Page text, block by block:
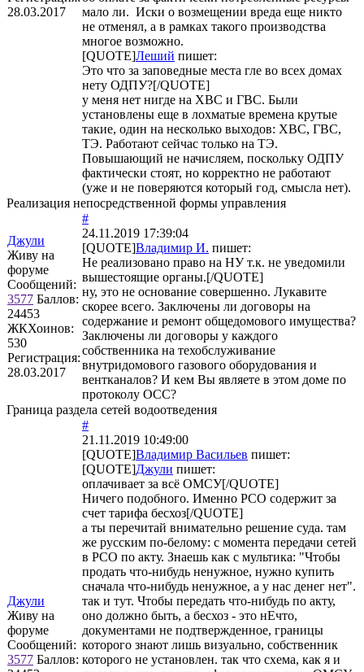
28.03.2017
мало ли. Иски о возмещении вреда еще никто
не отменял, а в рамках такого производства
многое возможно.
[QUOTE]Леший пишет:
Это что за заповедные места гле во всех домах
нету ОДПУ?[/QUOTE]
у меня нет нигде на ХВС и ГВС. Были
установлены еще в лохматые времена крутые
такие, один на несколько выходов: ХВС, ГВС,
ТЭ. Работают сейчас только на ТЭ.
Повышающий не начисляем, поскольку ОДПУ
фактически стоят, но корректно не работают
(уже и не поверяются который год, смысла нет).
Реализация непосредственной формы управления
Джули
Живу на
форуме
Сообщений:
3577 Баллов:
24453
ЖКХоинов:
530
Регистрация:
28.03.2017
#
24.11.2019 17:39:04
[QUOTE]Владимир И. пишет:
Не реализовано право на НУ т.к. не уведомили
вышестоящие органы.[/QUOTE]
ну, это не основание совершенно. Лукавите
скорее всего. Заключены ли договоры на
содержание и ремонт общедомового имущества?
Заключены ли договоры у каждого
собственника на техобслуживание
внутридомового газового оборудования и
вентканалов? И кем Вы являете в этом доме по
протоколу ОСС?
Граница раздела сетей водоотведения
Джули
Живу на
форуме
Сообщений:
3577 Баллов:
#
21.11.2019 10:49:00
[QUOTE]Владимир Васильев пишет:
[QUOTE]Джули пишет:
оплачивает за всё ОМСУ[/QUOTE]
Ничего подобного. Именно РСО содержит за
счет тарифа бесхоз[/QUOTE]
а ты перечитай внимательно решение суда. там
же русским по-белому: с момента передачи сетей
в РСО по акту. Знаешь как с мультика: "Чтобы
продать что-нибудь ненужное, нужно купить
сначала что-нибудь ненужное, а у нас денег нет".
так и тут. Чтобы передать что-нибудь по акту,
оно должно быть, а бесхоз - это нЕчто,
документами не подтвержденное, границы
которого знают лишь визуально, собственник
которого не установлен. так что схема, как я и